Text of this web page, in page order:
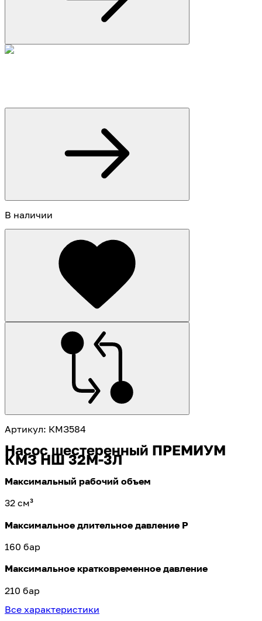
В наличии
Артикул: КМЗ584
Насос шестеренный ПРЕМИУМ
КМЗ НШ 32М-3Л
Максимальный рабочий объем
32 см³
Максимальное длительное давление Р
160 бар
Максимальное кратковременное давление
210 бар
Все характеристики